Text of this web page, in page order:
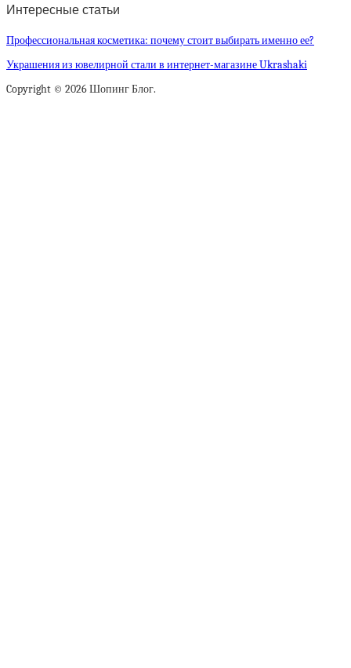
Интересные статьи
Профессиональная косметика: почему стоит выбирать именно ее?
Украшения из ювелирной стали в интернет-магазине Ukrashaki
Copyright © 2026 Шопинг Блог.